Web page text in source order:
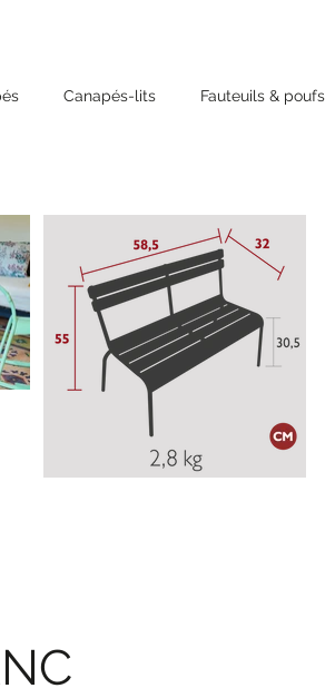
Canapés-lits Fauteuils & poufs